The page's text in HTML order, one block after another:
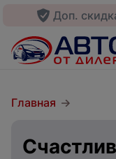
Доп.
Главная